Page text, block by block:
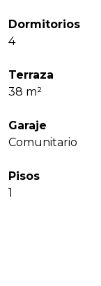
Dormitorios
4
Terraza
38 m²
Garaje
Comunitario
Pisos
1